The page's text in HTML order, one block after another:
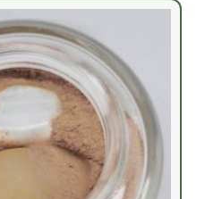
hasta
45,00€